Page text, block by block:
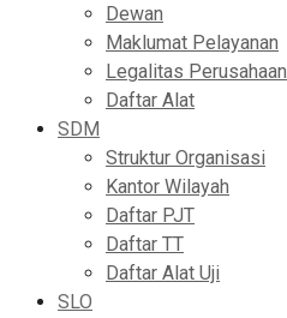
Dewan
Maklumat Pelayanan
Legalitas Perusahaan
Daftar Alat
SDM
Struktur Organisasi
Kantor Wilayah
Daftar PJT
Daftar TT
Daftar Alat Uji
SLO